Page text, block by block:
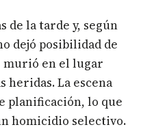
de la tarde y, según
dejó posibilidad de
murió en el lugar
heridas. La escena
planificación, lo que
homicidio selectivo.